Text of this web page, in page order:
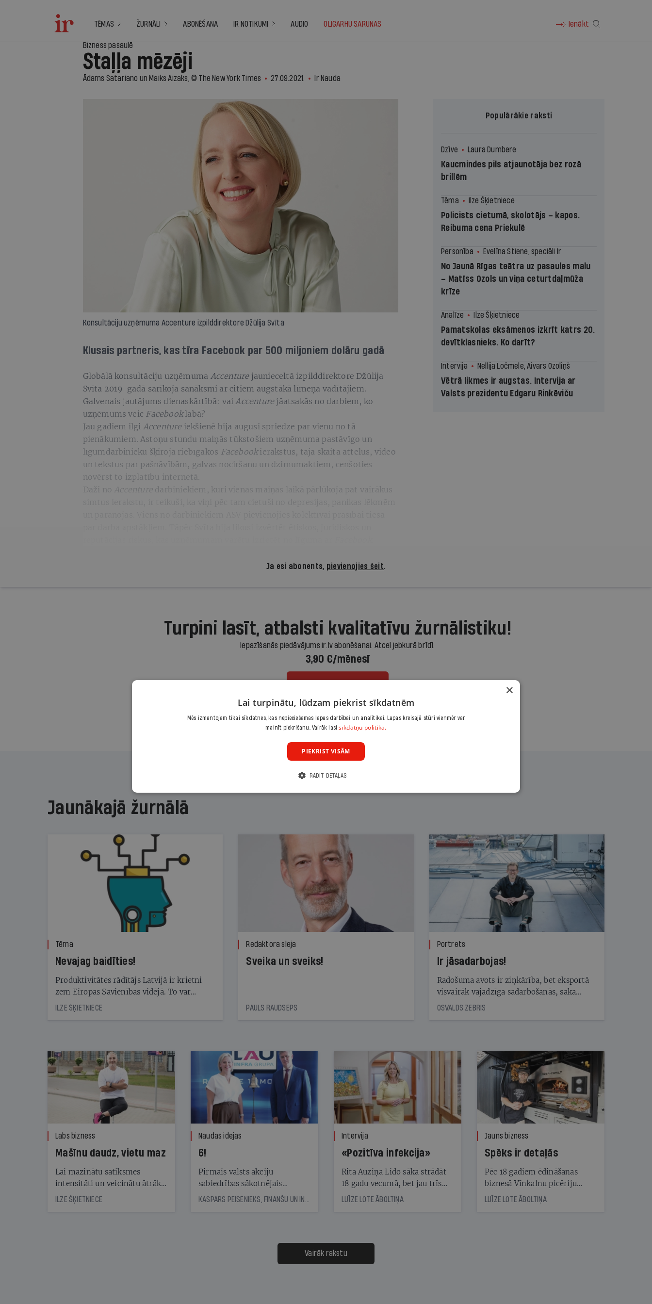
TĒMAS ŽURNĀLI ABONĒŠANA IR NOTIKUMI AUDIO OLIGARHU SARUNAS Ienākt
Bizness pasaulē
Staļļa mēzēji
Ādams Satariano un Maiks Aizaks, © The New York Times 27.09.2021. Ir Nauda
Konsultāciju uzņēmuma Accenture izpilddirektore Džūlija Svīta
Klusais partneris, kas tīra Facebook par 500 miljoniem dolāru gadā
Globālā konsultāciju uzņēmuma Accenturejaunieceltā izpilddirektore Džūlija
Svīta 2019. gadā sarīkoja sanāksmi ar citiem augstākā līmeņa vadītājiem.
Galvenais jautājums dienaskārtībā: vaiAccenturejāatsakās no darbiem, ko
uzņēmums veic Facebooklabā?
Jau gadiem ilgi Accentureiekšienē bija augusi spriedze par vienu no tā
pienākumiem. Astoņu stundu maiņās tūkstošiem uzņēmuma pastāvīgo un
līgumdarbinieku šķiroja riebīgākos Facebookierakstus, tajā skaitā attēlus, video
un tekstus par pašnāvībām, galvas nociršanu un dzimumaktiem, cenšoties
novērst to izplatību internetā.
Daži no Accenturedarbiniekiem, kuri vienas maiņas laikā pārlūkoja pat vairākus
Populārākie raksti
Dzīve Laura Dumbere
Kaucmindes pils atjaunotāja bez rozā
brillēm
Tēma Ilze Šķietniece
Policists cietumā, skolotājs – kapos.
Reibuma cena Priekulē
Personība Evelīna Stiene, speciāli Ir
No Jaunā Rīgas teātra uz pasaules malu
– Matīss Ozols un viņa ceturtdaļmūža
krīze
Analīze Ilze Šķietniece
Pamatskolas eksāmenos izkrīt katrs 20.
devītklasnieks. Ko darīt?
Intervija Nellija Ločmele, Aivars Ozoliņš
Vētrā likmes ir augstas. Intervija ar
Valsts prezidentu Edgaru Rinkēviču
Ja esi abonents, pievienojies šeit.
Turpini lasīt, atbalsti kvalitatīvu žurnālistiku!
Iepazīšanās piedāvājums ir.lv abonēšanai. Atcel jebkurā brīdī.
3,90 €/mēnesī
Citas abonēšanas iespējas meklē šeit
Jaunākajā žurnālā
Tēma
Nevajag baidīties!
Produktivitātes rādītājs Latvijā ir krietni
zem Eiropas Savienības vidējā. To var
palīdzēt kāpināt mākslīgā intelekta rīku
izmantošana. Taču — kā tā mainīs dažādas
ILZE ŠĶIETNIECE
Redaktora sleja
Sveika un sveiks!
PAULS RAUDSEPS
Portrets
Ir jāsadarbojas!
Radošuma avots ir ziņkārība, bet eksportā
visvairāk vajadzīga sadarbošanās, saka
Andris Rubīns, kurš reklāmas nozarē strādā
OSVALDS ZEBRIS
Labs bizness
Mašīnu daudz, vietu maz
Lai mazinātu satiksmes
intensitāti un veicinātu ātrāku
automašīnu apriti stāvvietās,
Rīgā jau gadiem darbojas
ILZE ŠĶIETNIECE
Naudas idejas
6!
Pirmais valsts akciju
sabiedrības sākotnējais
publiskais akciju piedāvājums
Intervija
«Pozitīva infekcija»
Rita Auziņa Lido sāka strādāt
18 gadu vecumā, bet jau trīs
gadus vēlāk kā vadītāja atvēra
restorānu lidostā. Tagad viņa
vēsturiski vērienīgākajā
attīstības posmā
LUĪZE LOTE ĀBOLTIŅA
Jauns bizness
Spēks ir detaļās
Pēc 18 gadiem ēdināšanas
biznesā Vīnkalnu picēriju
dibinātājs Artis Žentiņš kopā
ar dizaineru Aigaru Lauzi
LUĪZE LOTE ĀBOLTIŅA
Vairāk rakstu
×
Lai turpinātu, lūdzam piekrist sīkdatnēm
Mēs izmantojam tikai sīkdatnes, kas nepieciešamas lapas darbībai un analītikai. Lapas kreisajā stūrī vienmēr var
mainīt piekrišanu. Vairāk lasisīkdatņu politikā.
PIEKRIST VISĀM
RĀDĪT DETAĻAS